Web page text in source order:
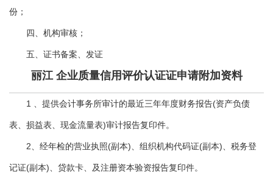
份；
四、机构审核；
五、证书备案、发证
丽江 企业质量信用评价认证证申请附加资料
1 、提供会计事务所审计的最近三年年度财务报告(资产负债
表、损益表、现金流量表)审计报告复印件。
2、经年检的营业执照(副本)、组织机构代码证(副本)、税务登
记证(副本)、贷款卡、及注册资本验资报告复印件。